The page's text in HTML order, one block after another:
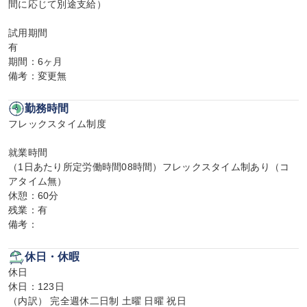
間に応じて別途支給）
試用期間
有
期間：6ヶ月
備考：変更無
勤務時間
フレックスタイム制度
就業時間
（1日あたり所定労働時間08時間）フレックスタイム制あり（コ
アタイム無）
休憩：60分
残業：有
備考：
休日・休暇
休日
休日：123日
（内訳） 完全週休二日制 土曜 日曜 祝日